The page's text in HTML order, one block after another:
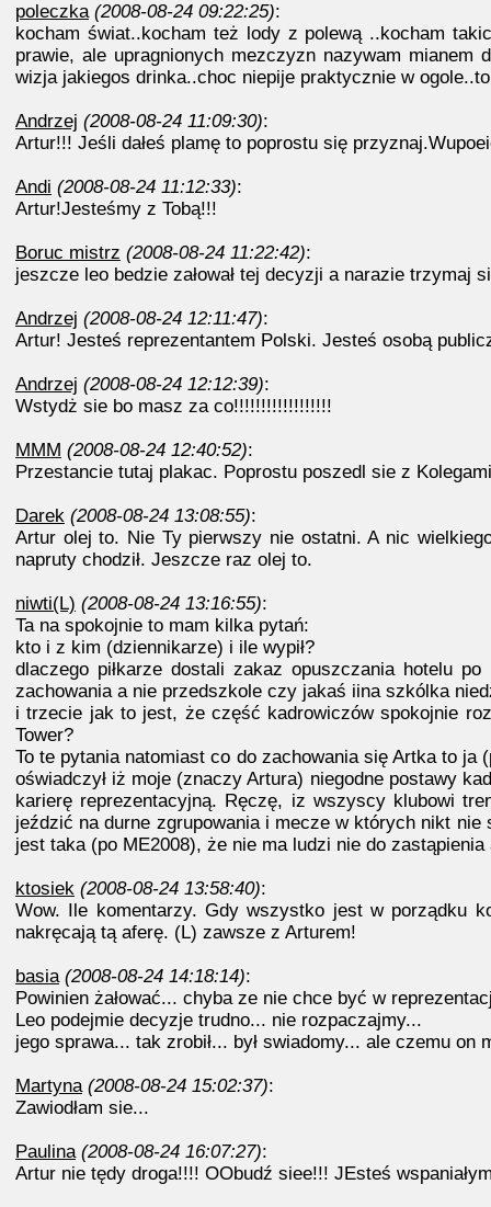
poleczka (2008-08-24 09:22:25):
kocham świat..kocham też lody z polewą ..kocham
prawie, ale upragnionych mezczyzn nazywam
wizja jakiegos drinka..choc niepije praktycznie w
Andrzej (2008-08-24 11:09:30):
Artur!!! Jeśli dałeś plamę to poprostu się
Andi (2008-08-24 11:12:33):
Artur!Jesteśmy z Tobą!!!
Boruc mistrz (2008-08-24 11:22:42):
jeszcze leo bedzie załował tej decyzji a narazie trzymaj
Andrzej (2008-08-24 12:11:47):
Artur! Jesteś reprezentantem Polski. Jesteś osobą
Andrzej (2008-08-24 12:12:39):
Wstydż sie bo masz za co!!!!!!!!!!!!!!!!!!
MMM (2008-08-24 12:40:52):
Przestancie tutaj plakac. Poprostu poszedl sie z
Darek (2008-08-24 13:08:55):
Artur olej to. Nie Ty pierwszy nie ostatni. A nic
napruty chodził. Jeszcze raz olej to.
niwti(L) (2008-08-24 13:16:55):
Ta na spokojnie to mam kilka pytań:
kto i z kim (dziennikarze) i ile wypił?
dlaczego piłkarze dostali zakaz opuszczania hotelu
zachowania a nie przedszkole czy jakaś iina szkólka
i trzecie jak to jest, że część kadrowiczów spokojnie
Tower?
To te pytania natomiast co do zachowania się Artka to ja
oświadczył iż moje (znaczy Artura) niegodne postawy
karierę reprezentacyjną. Ręczę, iz wszyscy klubowi
jeździć na durne zgrupowania i mecze w których nikt
jest taka (po ME2008), że nie ma ludzi nie do
ktosiek (2008-08-24 13:58:40):
Wow. Ile komentarzy. Gdy wszystko jest w porządku
nakręcają tą aferę. (L) zawsze z Arturem!
basia (2008-08-24 14:18:14):
Powinien żałować... chyba ze nie chce być w
Leo podejmie decyzje trudno... nie rozpaczajmy...
jego sprawa... tak zrobił... był swiadomy... ale czemu on
Martyna (2008-08-24 15:02:37):
Zawiodłam sie...
Paulina (2008-08-24 16:07:27):
Artur nie tędy droga!!!! OObudź siee!!! JEsteś